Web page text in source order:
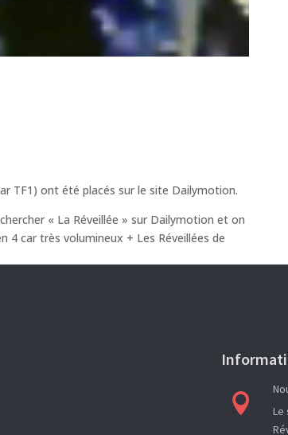
TF1) ont été placés sur le site Dailymotion.
« La Réveillée » sur Dailymotion et on
car très volumineux + Les Réveillées de

Le